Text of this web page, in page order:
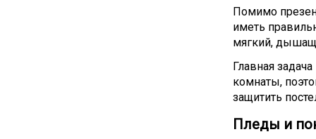
Помимо
иметь
мягкий,
Главная
комнаты,
защитить
Пледы и